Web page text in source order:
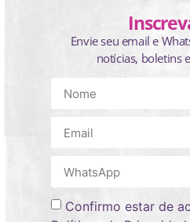
Envie seu email e
notícias, boletins
Confirmo estar de